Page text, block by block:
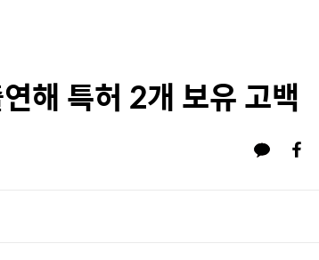
해 특허 2개 보유 고백